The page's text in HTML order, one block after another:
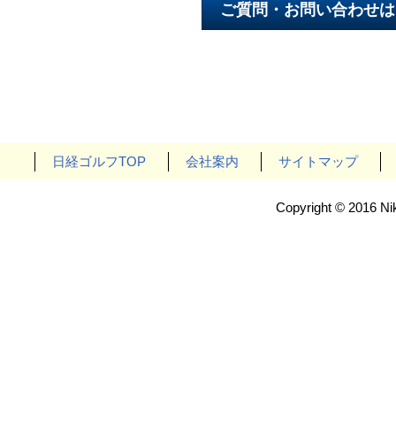
日経ゴルフTOP 会社案内 サイトマップ
Copyright © 2016